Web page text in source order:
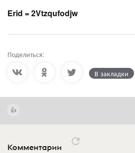
Erid = 2Vtzqufodjw
Поделиться:
В закладки
Комментарии